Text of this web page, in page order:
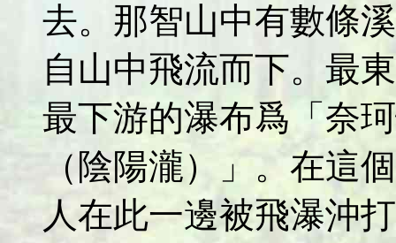
去。那智山中有數條
自山中飛流而下。最
最下游的瀑布爲「奈
（陰陽瀧）」。在這
人在此一邊被飛瀑沖